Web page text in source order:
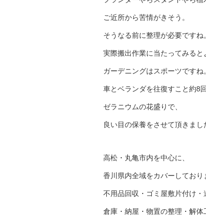
ご近所から苦情がきそう。
そうなる前に整理が必要ですね。
実際搬出作業に当たってみると
ガーデニングはスポーツですね。
車とベランダを往復すこと約8回
ゼラニウムの花盛りで、
良い目の保養をさせて頂きまし
高松・丸亀市内を中心に、
香川県内全域をカバーしており
不用品回収・ゴミ屋敷片付け・
倉庫・納屋・物置の整理・解体